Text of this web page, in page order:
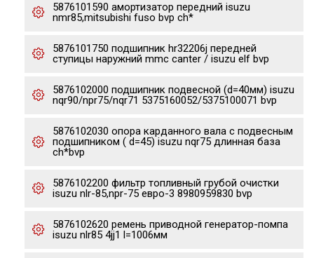
5876101590 амортизатор передний isuzu
nmr85,mitsubishi fuso bvp ch*
5876101750 подшипник hr32206j передней
ступицы наружний mmc canter / isuzu elf bvp
5876102000 подшипник подвесной (d=40мм) isuzu
nqr90/npr75/nqr71 5375160052/5375100071 bvp
5876102030 опора карданного вала с подвесным
подшипником ( d=45) isuzu nqr75 длинная база
ch*bvp
5876102200 фильтр топливный грубой очистки
isuzu nlr-85,npr-75 евро-3 8980959830 bvp
5876102620 ремень приводной генератор-помпа
isuzu nlr85 4jj1 l=1006мм